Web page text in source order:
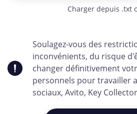
Charger depuis .txt
Soulagez-vous des
inconvénients, du risque
changer définitivement
personnels pour travailler
sociaux, Avito, Key